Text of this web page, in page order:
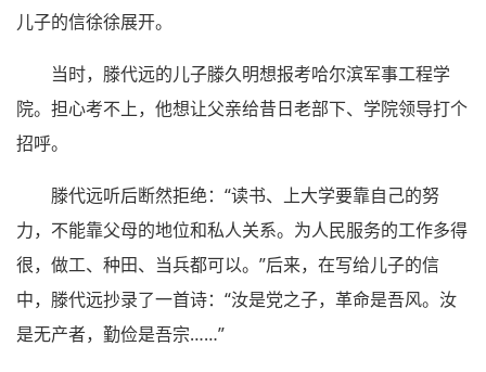
儿子的信徐徐展开。
当时，滕代远的儿子滕久明想报考哈尔滨军事工程学
院。担心考不上，他想让父亲给昔日老部下、学院领导打个
招呼。
滕代远听后断然拒绝：“读书、上大学要靠自己的努
力，不能靠父母的地位和私人关系。为人民服务的工作多得
很，做工、种田、当兵都可以。”后来，在写给儿子的信
中，滕代远抄录了一首诗：“汝是党之子，革命是吾风。汝
是无产者，勤俭是吾宗……”